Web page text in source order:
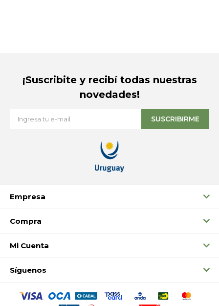
Empresa
Compra
Mi Cuenta
Síguenos
¡Suscribite y recibí todas nuestras
novedades!
SUSCRIBIRME